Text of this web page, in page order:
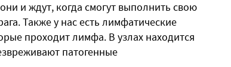
и ждут, когда смогут выполнить свою
Также у нас есть лимфатические
проходит лимфа. В узлах находится
патогенные